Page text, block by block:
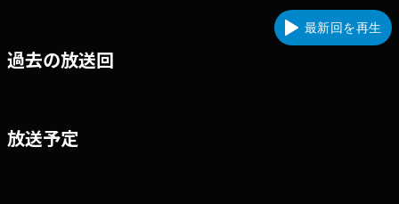
最新回を再生
過去の放送回
放送予定